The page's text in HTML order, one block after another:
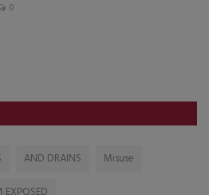
0
AND DRAINS
Misuse